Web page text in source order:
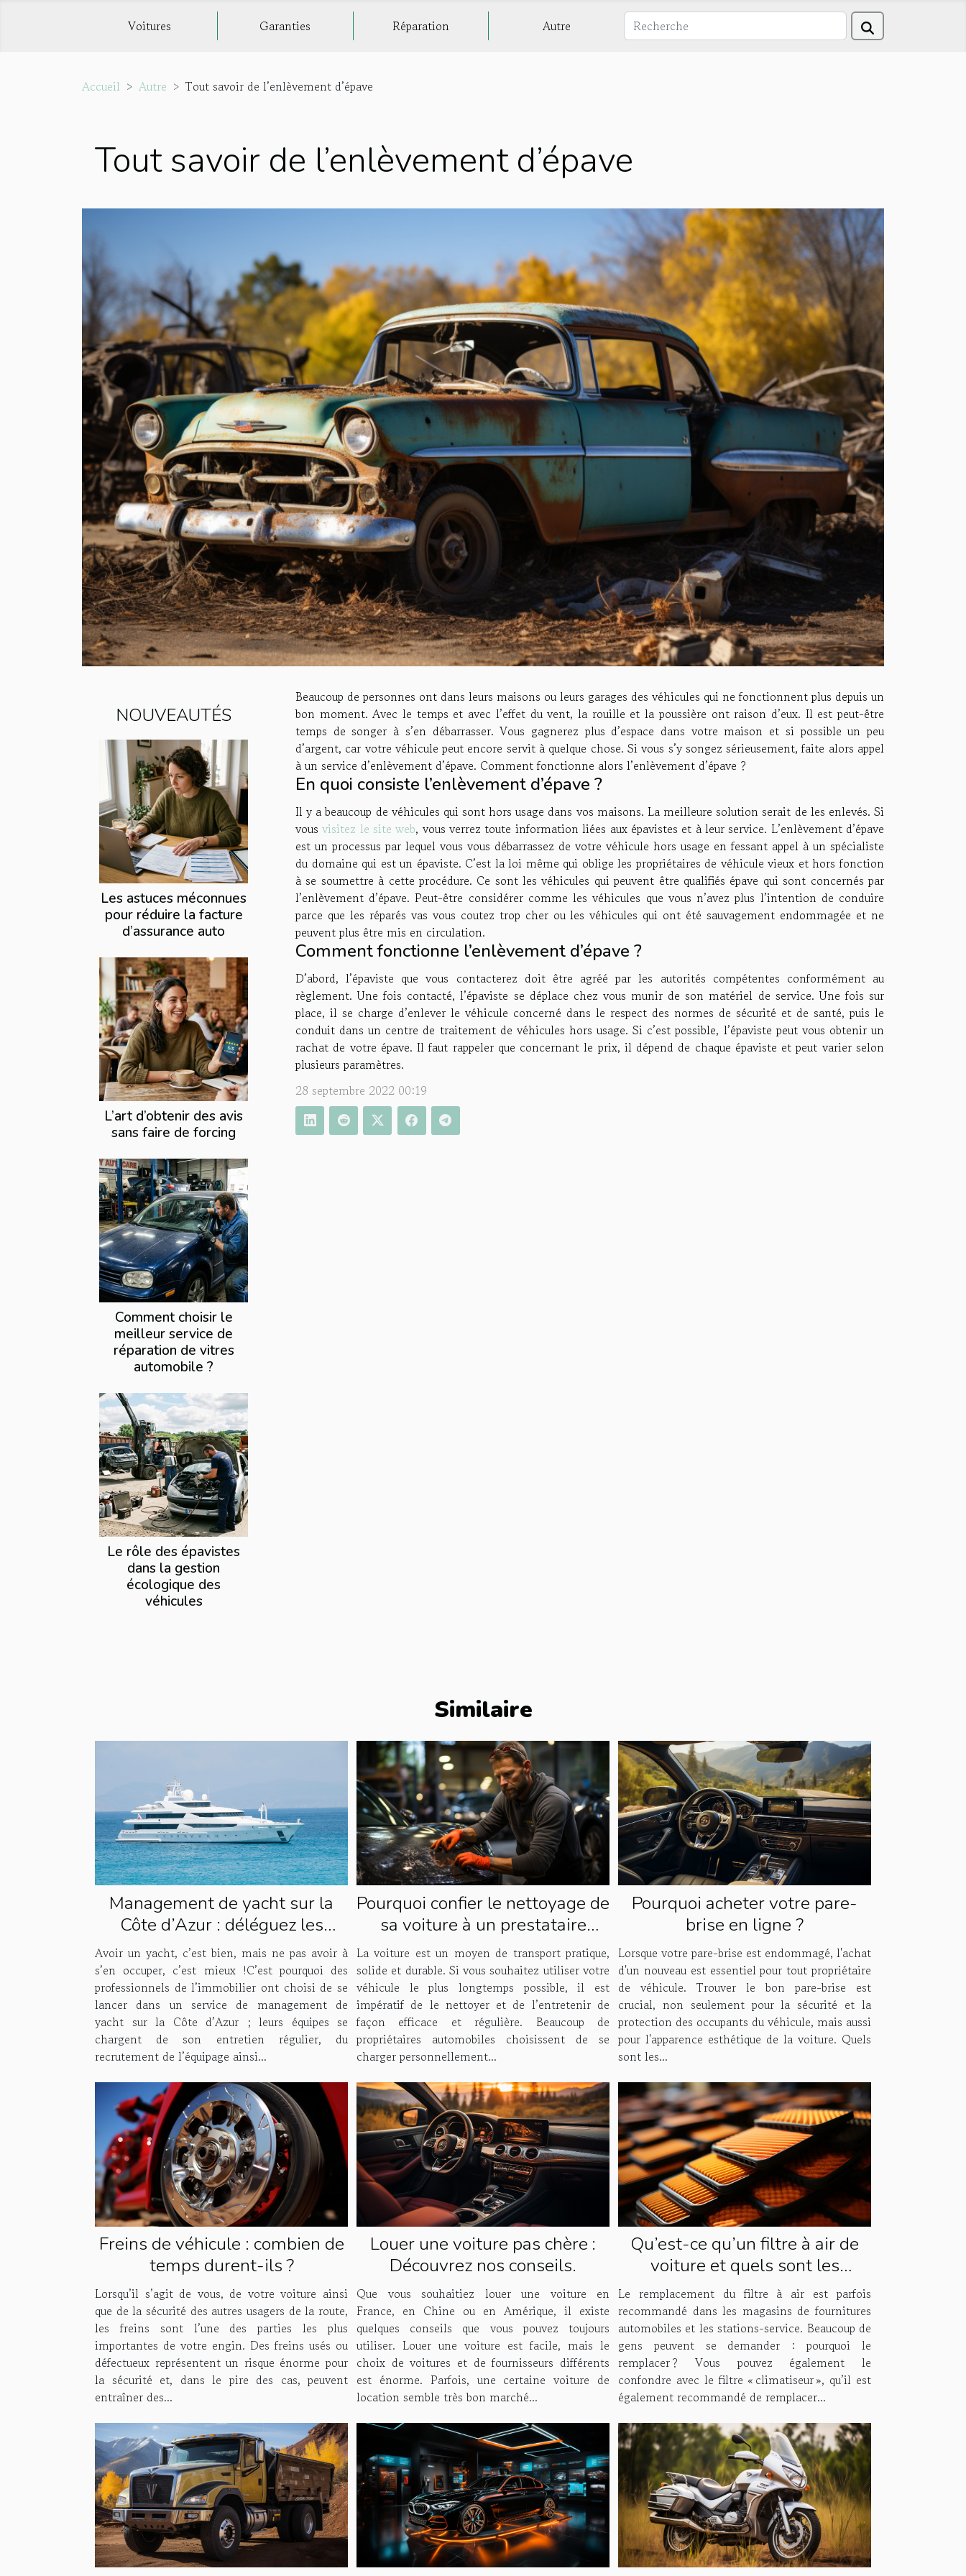
Voitures Garanties Réparation Autre
Accueil Autre Tout savoir de l’enlèvement d’épave
Tout savoir de l’enlèvement d’épave
NOUVEAUTÉS
Les astuces méconnues
pour réduire la facture
d’assurance auto
L’art d’obtenir des avis
sans faire de forcing
Comment choisir le
meilleur service de
réparation de vitres
automobile ?
Le rôle des épavistes
dans la gestion
écologique des
véhicules
Beaucoup de personnes ont dans leurs maisons ou leurs garages des véhicules qui ne fonctionnent plus depuis un
bon moment. Avec le temps et avec l’effet du vent, la rouille et la poussière ont raison d’eux. Il est peut-être
temps de songer à s’en débarrasser. Vous gagnerez plus d’espace dans votre maison et si possible un peu
d’argent, car votre véhicule peut encore servit à quelque chose. Si vous s’y songez sérieusement, faite alors appel
à un service d’enlèvement d’épave. Comment fonctionne alors l’enlèvement d’épave ?
En quoi consiste l’enlèvement d’épave ?
Il y a beaucoup de véhicules qui sont hors usage dans vos maisons. La meilleure solution serait de les enlevés. Si
vousvisitez le site web, vous verrez toute information liées aux épavistes et à leur service. L’enlèvement d’épave
est un processus par lequel vous vous débarrassez de votre véhicule hors usage en fessant appel à un spécialiste
du domaine qui est un épaviste. C’est la loi même qui oblige les propriétaires de véhicule vieux et hors fonction
à se soumettre à cette procédure. Ce sont les véhicules qui peuvent être qualifiés épave qui sont concernés par
l’enlèvement d’épave. Peut-être considérer comme les véhicules que vous n’avez plus l’intention de conduire
parce que les réparés vas vous coutez trop cher ou les véhicules qui ont été sauvagement endommagée et ne
peuvent plus être mis en circulation.
Comment fonctionne l’enlèvement d’épave ?
D’abord, l’épaviste que vous contacterez doit être agréé par les autorités compétentes conformément au
règlement. Une fois contacté, l’épaviste se déplace chez vous munir de son matériel de service. Une fois sur
place, il se charge d’enlever le véhicule concerné dans le respect des normes de sécurité et de santé, puis le
conduit dans un centre de traitement de véhicules hors usage. Si c’est possible, l’épaviste peut vous obtenir un
rachat de votre épave. Il faut rappeler que concernant le prix, il dépend de chaque épaviste et peut varier selon
plusieurs paramètres.
28 septembre 2022 00:19
Similaire
Management de yacht sur la
Côte d’Azur : déléguez les
tâches à Houses & Fleets !
Avoir un yacht, c’est bien, mais ne pas avoir à
s’en occuper, c’est mieux !C’est pourquoi des
professionnels de l’immobilier ont choisi de se
lancer dans un service de management de
yacht sur la Côte d’Azur ; leurs équipes se
chargent de son entretien régulier, du
recrutement de l’équipage ainsi...
Pourquoi confier le nettoyage de
sa voiture à un prestataire
spécialisé ?
La voiture est un moyen de transport pratique,
solide et durable. Si vous souhaitez utiliser votre
véhicule le plus longtemps possible, il est
impératif de le nettoyer et de l’entretenir de
façon efficace et régulière. Beaucoup de
propriétaires automobiles choisissent de se
charger personnellement...
Pourquoi acheter votre pare-
brise en ligne ?
Lorsque votre pare-brise est endommagé, l'achat
d'un nouveau est essentiel pour tout propriétaire
de véhicule. Trouver le bon pare-brise est
crucial, non seulement pour la sécurité et la
protection des occupants du véhicule, mais aussi
pour l'apparence esthétique de la voiture. Quels
sont les...
Freins de véhicule : combien de
temps durent-ils ?
Lorsqu’il s’agit de vous, de votre voiture ainsi
que de la sécurité des autres usagers de la route,
les freins sont l’une des parties les plus
importantes de votre engin. Des freins usés ou
défectueux représentent un risque énorme pour
la sécurité et, dans le pire des cas, peuvent
entraîner des...
Louer une voiture pas chère :
Découvrez nos conseils.
Que vous souhaitiez louer une voiture en
France, en Chine ou en Amérique, il existe
quelques conseils que vous pouvez toujours
utiliser. Louer une voiture est facile, mais le
choix de voitures et de fournisseurs différents
est énorme. Parfois, une certaine voiture de
location semble très bon marché...
Qu’est-ce qu’un filtre à air de
voiture et quels sont les
avantages et inconvénients de
le remplacer ?
Le remplacement du filtre à air est parfois
recommandé dans les magasins de fournitures
automobiles et les stations-service. Beaucoup de
gens peuvent se demander : pourquoi le
remplacer ? Vous pouvez également le
confondre avec le filtre « climatiseur », qu’il est
également recommandé de remplacer...